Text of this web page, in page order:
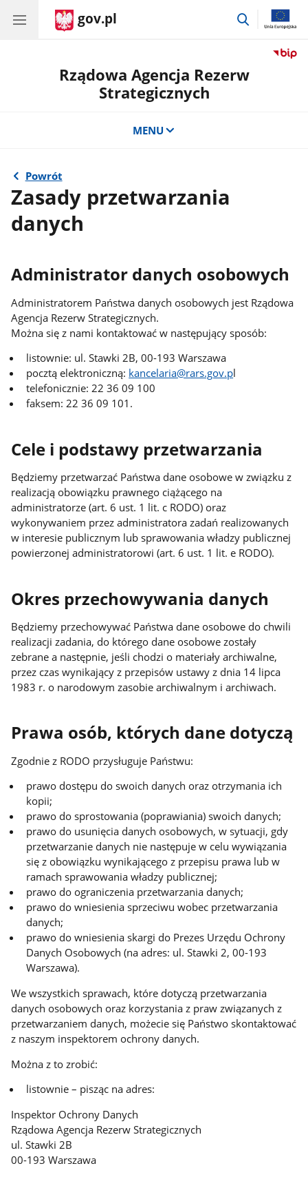
gov.pl
przejdź
Rządowa Agencja Rezerw
Strategicznych
MENU
Powrót
Zasady przetwarzania
danych
Administrator danych osobowych
Administratorem Państwa danych osobowych jest Rządowa
Agencja Rezerw Strategicznych.
Można się z nami kontaktować w następujący sposób:
listownie: ul. Stawki 2B, 00-193 Warszawa
pocztą elektroniczną: kancelaria@rars.gov.pl
telefonicznie: 22 36 09 100
faksem: 22 36 09 101.
Cele i podstawy przetwarzania
Będziemy przetwarzać Państwa dane osobowe w związku z
realizacją obowiązku prawnego ciążącego na
administratorze (art. 6 ust. 1 lit. c RODO) oraz
wykonywaniem przez administratora zadań realizowanych
w interesie publicznym lub sprawowania władzy publicznej
powierzonej administratorowi (art. 6 ust. 1 lit. e RODO).
Okres przechowywania danych
Będziemy przechowywać Państwa dane osobowe do chwili
realizacji zadania, do którego dane osobowe zostały
zebrane a następnie, jeśli chodzi o materiały archiwalne,
przez czas wynikający z przepisów ustawy z dnia 14 lipca
1983 r. o narodowym zasobie archiwalnym i archiwach.
Prawa osób, których dane dotyczą
Zgodnie z RODO przysługuje Państwu:
prawo dostępu do swoich danych oraz otrzymania ich
kopii;
prawo do sprostowania (poprawiania) swoich danych;
prawo do usunięcia danych osobowych, w sytuacji, gdy
przetwarzanie danych nie następuje w celu wywiązania
się z obowiązku wynikającego z przepisu prawa lub w
ramach sprawowania władzy publicznej;
prawo do ograniczenia przetwarzania danych;
prawo do wniesienia sprzeciwu wobec przetwarzania
danych;
prawo do wniesienia skargi do Prezes Urzędu Ochrony
Danych Osobowych (na adres: ul. Stawki 2, 00-193
Warszawa).
We wszystkich sprawach, które dotyczą przetwarzania
danych osobowych oraz korzystania z praw związanych z
przetwarzaniem danych, możecie się Państwo skontaktować
z naszym inspektorem ochrony danych.
Można z to zrobić:
listownie – pisząc na adres:
Inspektor Ochrony Danych
Rządowa Agencja Rezerw Strategicznych
ul. Stawki 2B
00-193 Warszawa